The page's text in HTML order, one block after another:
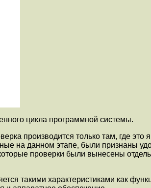
цикла программной системы.
производится только там, где
на данном этапе, были признаны
проверки были вынесены
такими характеристиками как